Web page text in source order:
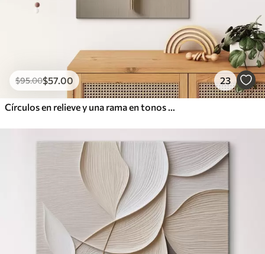
$95.00$57.00 23
Círculos en relieve y una rama en tonos neutros cálidos